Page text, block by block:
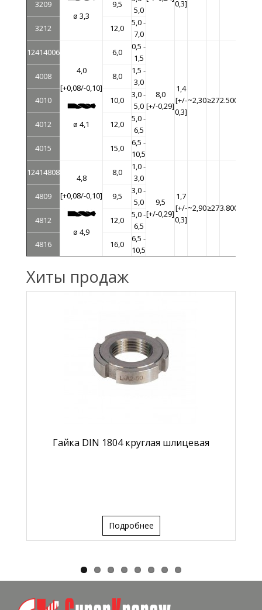
ø 3,3
0,3]
3209
9,5
5,0
3212
12,0
5,0 -
7,0
12414006
4,0
[+0,08/-0,10]
ø 4,1
6,0
0,5 -
1,5
8,0
[+/-0,29]
1,4
[+/-
0,3]
~2,30≥272.500
4008 8,0
1,5 -
3,0
4010
10,0
3,0 -
5,0
4012
12,0
5,0 -
6,5
4015
15,0
6,5 -
10,5
12414808
4,8
[+0,08/-0,10]
ø 4,9
8,0
1,0 -
3,0
9,5
[+/-0,29]
1,7
[+/-
0,3]
~2,90≥273.800
4809 9,5
3,0 -
5,0
4812
12,0
5,0 -
6,5
4816
16,0
6,5 -
10,5
Хиты продаж
Гайка DIN 1804 круглая шлицевая
Подробнее